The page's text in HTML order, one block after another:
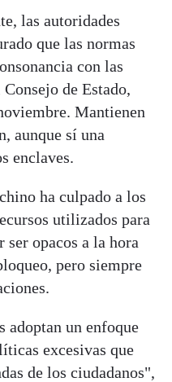
las autoridades
que las normas
con las
de Estado,
Mantienen
aunque sí una
enclaves.
ha culpado a los
utilizados para
opacos a la hora
pero siempre
adoptan un enfoque
excesivas que
de los ciudadanos",